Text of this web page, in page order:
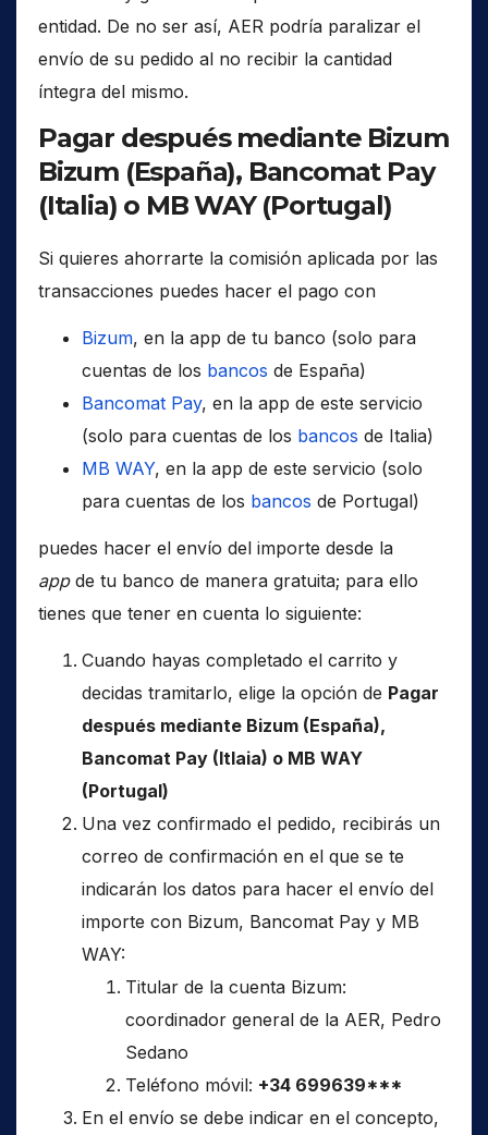
entidad. De no ser así, AER podría paralizar el
envío de su pedido al no recibir la cantidad
íntegra del mismo.
Pagar después mediante Bizum
Bizum (España), Bancomat Pay
(Italia) o MB WAY (Portugal)
Si quieres ahorrarte la comisión aplicada por las
transacciones puedes hacer el pago con
Bizum, en la app de tu banco (solo para
cuentas de los bancos de España)
Bancomat Pay, en la app de este servicio
(solo para cuentas de los bancos de Italia)
MB WAY, en la app de este servicio (solo
para cuentas de los bancos de Portugal)
puedes hacer el envío del importe desde la
appde tu banco de manera gratuita; para ello
tienes que tener en cuenta lo siguiente:
Cuando hayas completado el carrito y
decidas tramitarlo, elige la opción de Pagar
después mediante Bizum (España),
Bancomat Pay (Itlaia) o MB WAY
(Portugal)
Una vez confirmado el pedido, recibirás un
correo de confirmación en el que se te
indicarán los datos para hacer el envío del
importe con Bizum, Bancomat Pay y MB
WAY:
Titular de la cuenta Bizum:
coordinador general de la AER, Pedro
Sedano
Teléfono móvil: +34 699639***
En el envío se debe indicar en el concepto,